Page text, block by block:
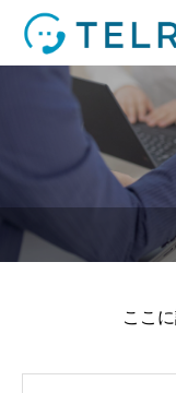
ここ